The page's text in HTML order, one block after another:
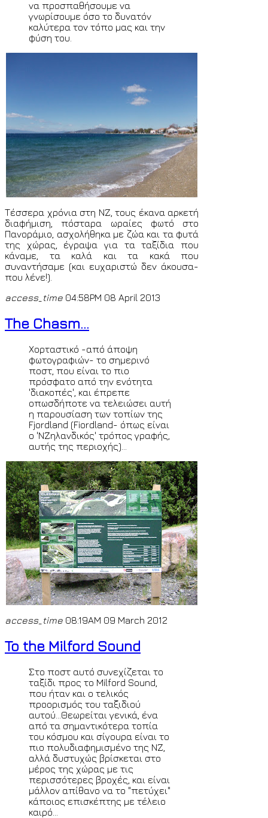
να προσπαθήσουμε να
γνωρίσουμε όσο το δυνατόν
καλύτερα τον τόπο μας και την
φύση του.
Τέσσερα χρόνια στη ΝΖ, τους έκανα αρκετή
διαφήμιση, πόσταρα ωραίες φωτό στο
Πανοράμιο, ασχολήθηκα με ζώα και τα φυτά
της χώρας, έγραψα για τα ταξίδια που
κάναμε, τα καλά και τα κακά που
συναντήσαμε (και ευχαριστώ δεν άκουσα-
που λένε!).
access_time 04:58PM 08 April 2013
The Chasm...
Χορταστικό -από άποψη
φωτογραφιών- το σημερινό
ποστ, που είναι το πιο
πρόσφατο από την ενότητα
'διακοπές', και έπρεπε
οπωσδήποτε να τελειώσει αυτή
η παρουσίαση των τοπίων της
Fjordland (Fiordland- όπως είναι
ο 'ΝΖηλανδικός' τρόπος γραφής,
αυτής της περιοχής)...
access_time 08:19AM 09 March 2012
To the Milford Sound
Στο ποστ αυτό συνεχίζεται το
ταξίδι προς το Milford Sound,
που ήταν και ο τελικός
προορισμός του ταξιδιού
αυτού...Θεωρείται γενικά, ένα
από τα σημαντικότερα τοπία
του κόσμου και σίγουρα είναι το
πιο πολυδιαφημισμένο της ΝΖ,
αλλά δυστυχώς βρίσκεται στο
μέρος της χώρας με τις
περισσότερες βροχές, και είναι
μάλλον απίθανο να το "πετύχει"
κάποιος επισκέπτης με τέλειο
καιρό...